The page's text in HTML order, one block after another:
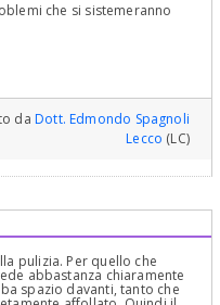
che si sistemeranno
daDott. Edmondo Spagnoli
Lecco (LC)
pulizia. Per quello che
abbastanza chiaramente
spazio davanti, tanto che